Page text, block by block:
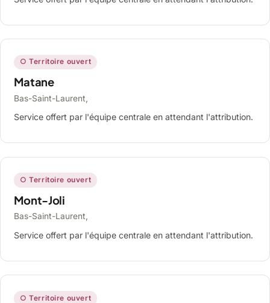
○ Territoire ouvert
Matane
Bas-Saint-Laurent,
Service offert par l'équipe centrale en attendant l'attribution.
○ Territoire ouvert
Mont-Joli
Bas-Saint-Laurent,
Service offert par l'équipe centrale en attendant l'attribution.
○ Territoire ouvert